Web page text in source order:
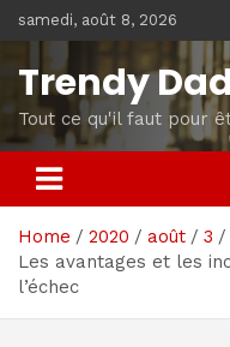
to
content
samedi, août 8, 2026
Trendy
Tout ce qu'il faut pour
Home 2020 août
3
Les avantages et les
l’échec